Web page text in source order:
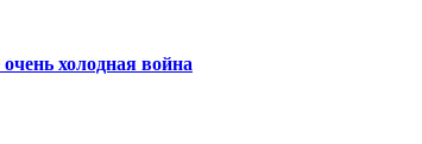
холодная война